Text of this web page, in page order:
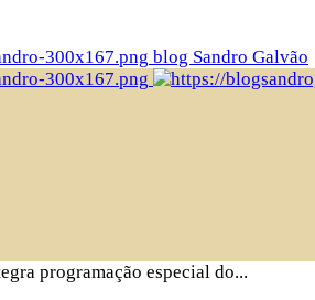
blog Sandro Galvão
programação especial do...